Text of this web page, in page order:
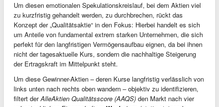
Um diesen emotionalen Spekulationskreislauf, bei dem Aktien viel
zu kurzfristig gehandelt werden, zu durchbrechen, rückt das
Konzept der „Qualitätsaktie“ in den Fokus: Hierbei handelt es sich
um Anteile von fundamental extrem starken Unternehmen, die sich
perfekt für den langfristigen Vermögensaufbau eignen, da bei ihnen
nicht der tagesaktuelle Kurs, sondern die nachhaltige Steigerung
der Ertragskraft im Mittelpunkt steht.
Um diese Gewinner-Aktien – deren Kurse langfristig verlässlich von
links unten nach rechts oben wandern – objektiv zu identifizieren,
filtert derAlleAktien Qualitätsscore (AAQS) den Markt nach vier